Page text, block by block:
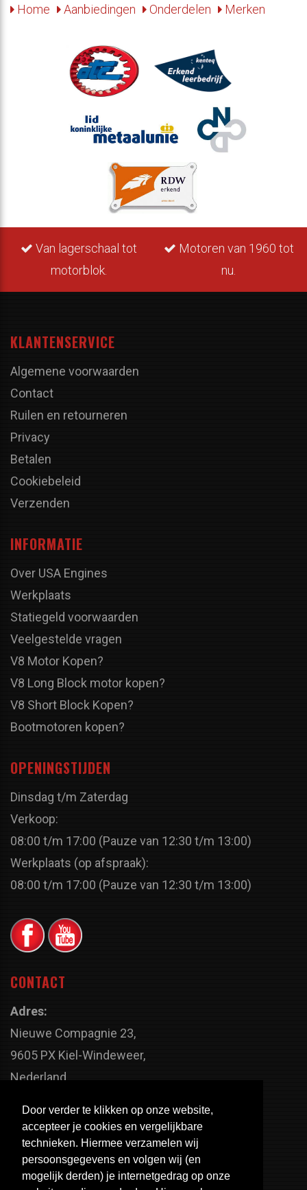
Door verder te klikken op onze website,
accepteer je cookies en vergelijkbare
technieken. Hiermee verzamelen wij
persoonsgegevens en volgen wij (en
mogelijk derden) je internetgedrag op onze
Home
Aanbiedingen Onderdelen Merken
Van lagerschaal tot
motorblok.
Motoren van 1960 tot
nu.
KLANTENSERVICE
Algemene voorwaarden
Contact
Ruilen en retourneren
Privacy
Betalen
Cookiebeleid
Verzenden
INFORMATIE
Over USA Engines
Werkplaats
Statiegeld voorwaarden
Veelgestelde vragen
V8 Motor Kopen?
V8 Long Block motor kopen?
V8 Short Block Kopen?
Bootmotoren kopen?
OPENINGSTIJDEN
Dinsdag t/m Zaterdag
Verkoop:
08:00 t/m 17:00 (Pauze van 12:30 t/m 13:00)
Werkplaats (op afspraak):
08:00 t/m 17:00 (Pauze van 12:30 t/m 13:00)
CONTACT
Adres:
Nieuwe Compagnie 23,
9605 PX Kiel-Windeweer,
Nederland
+31 598 - 320 402
Telefoonnummer:
+31 598 - 350 330
Email: